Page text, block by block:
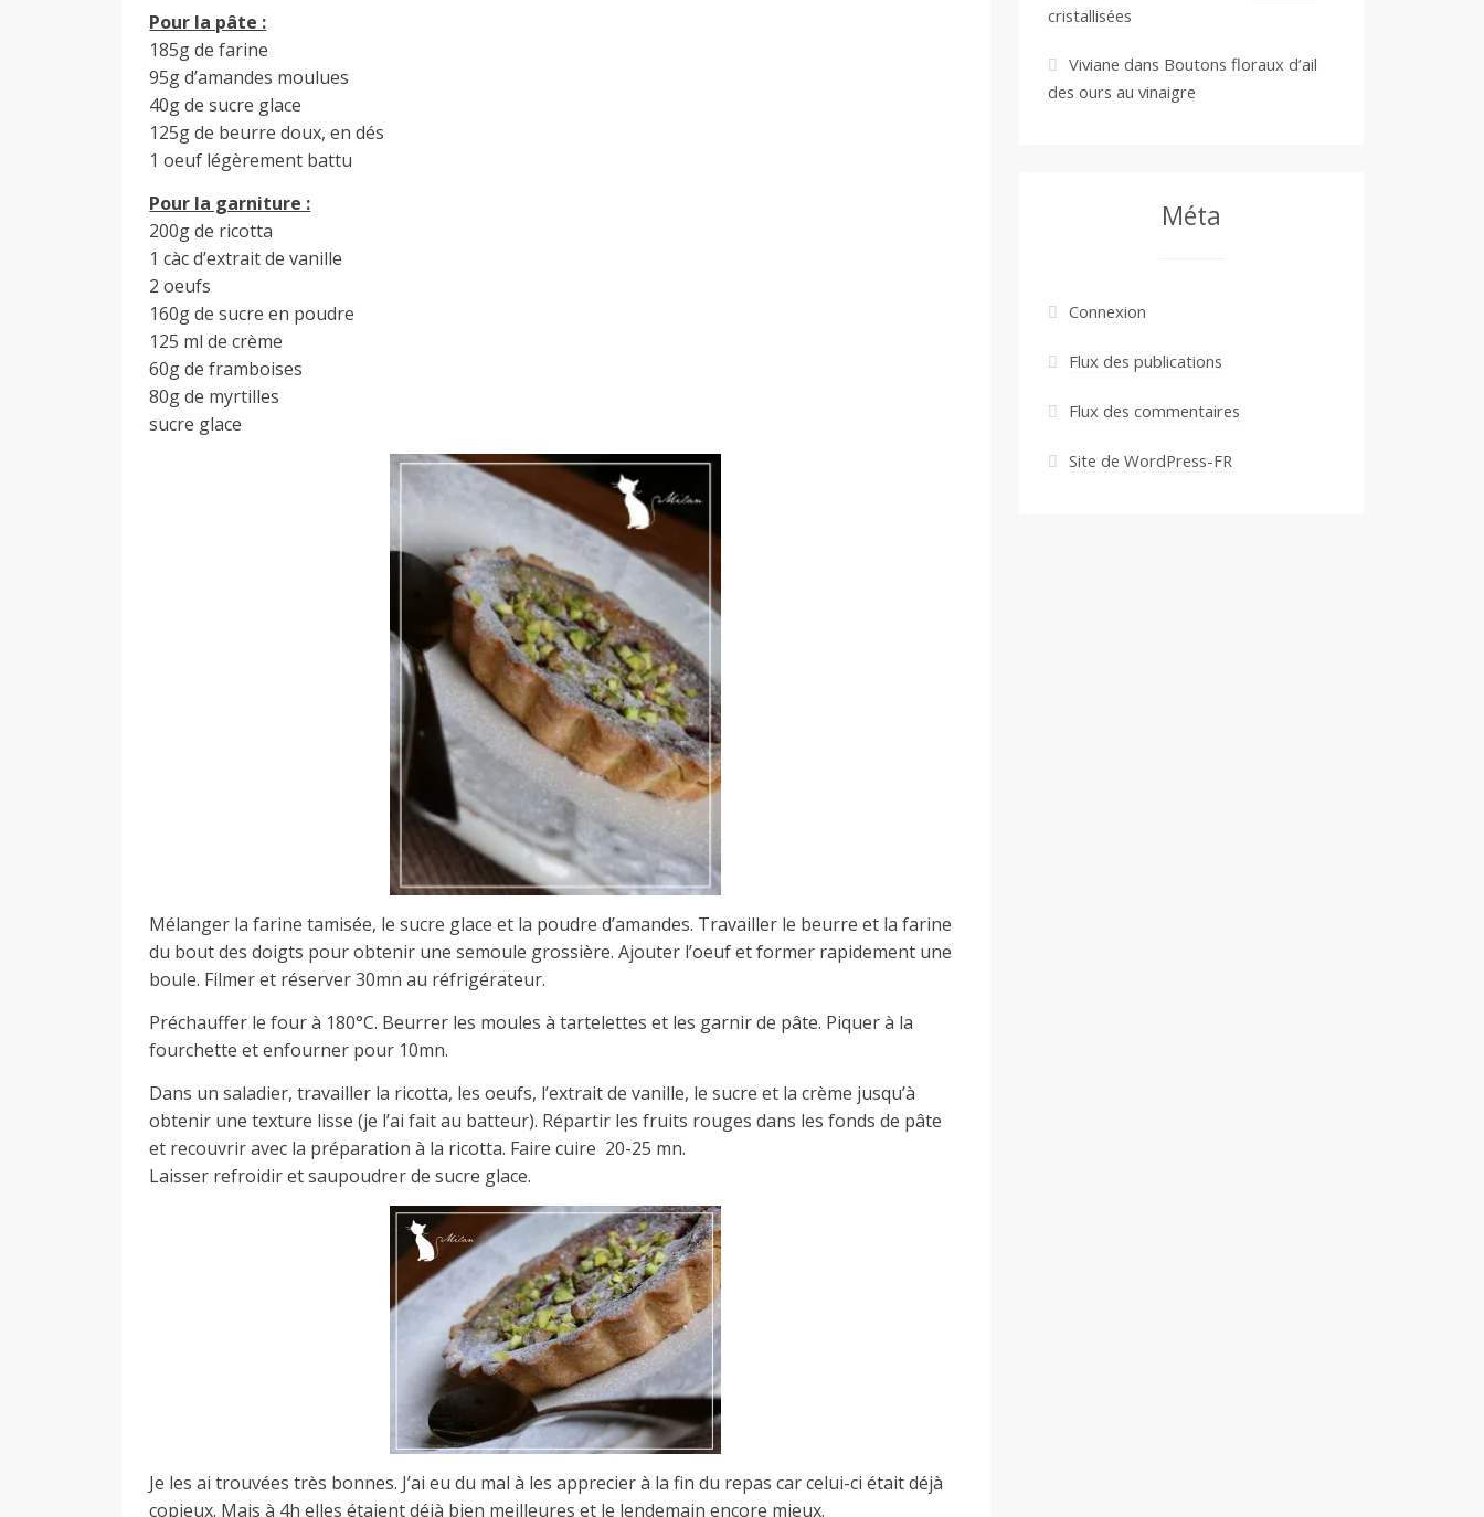
Pour la pâte :
185g de farine
95g d’amandes moulues
40g de sucre glace
125g de beurre doux, en dés
1 oeuf légèrement battu
Pour la garniture :
200g de ricotta
1 càc d’extrait de vanille
2 oeufs
160g de sucre en poudre
125 ml de crème
60g de framboises
80g de myrtilles
sucre glace
Mélanger la farine tamisée, le sucre glace et la poudre d’amandes. Travailler le beurre et la farine
du bout des doigts pour obtenir une semoule grossière. Ajouter l’oeuf et former rapidement une
boule. Filmer et réserver 30mn au réfrigérateur.
Préchauffer le four à 180°C. Beurrer les moules à tartelettes et les garnir de pâte. Piquer à la
fourchette et enfourner pour 10mn.
Dans un saladier, travailler la ricotta, les oeufs, l’extrait de vanille, le sucre et la crème jusqu’à
obtenir une texture lisse (je l’ai fait au batteur). Répartir les fruits rouges dans les fonds de pâte
et recouvrir avec la préparation à la ricotta. Faire cuire 20-25 mn.
Laisser refroidir et saupoudrer de sucre glace.
Je les ai trouvées très bonnes. J’ai eu du mal à les apprecier à la fin du repas car celui-ci était déjà
copieux. Mais à 4h elles étaient déjà bien meilleures et le lendemain encore mieux.
cristallisées
Viviane dans Boutons floraux d’ail
des ours au vinaigre
Méta
Connexion
Flux des publications
Flux des commentaires
Site de WordPress-FR